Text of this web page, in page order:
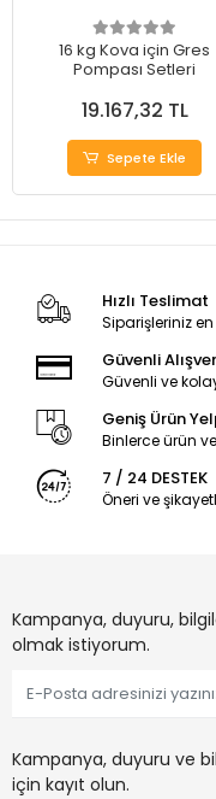
16 kg Kova için Gres
Pompası Setleri
19.167,32 TL
Sepete Ekle
Hızlı Teslimat
Siparişleriniz en
Güvenli
Güvenli ve
Geniş Ürün
Binlerce ürün
7 / 24 DESTEK
Öneri ve
Kampanya, duyuru,
olmak istiyorum.
Kampanya, duyuru ve
için kayıt olun.